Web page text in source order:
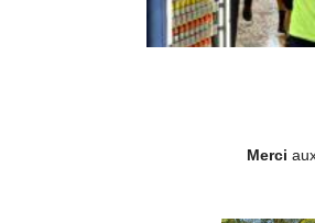
Merci